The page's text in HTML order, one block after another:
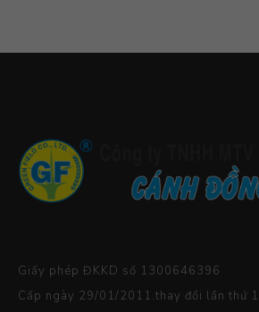
Giấy phép ĐKKD số 1300646396
Cấp ngày 29/01/2011.thay đổi lần thứ